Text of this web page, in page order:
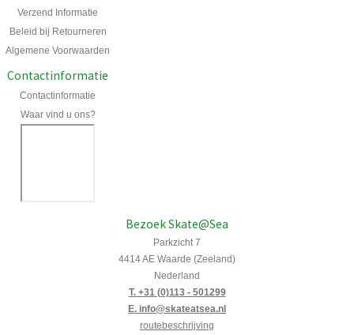
Verzend Informatie
Beleid bij Retourneren
Algemene Voorwaarden
Contactinformatie
Contactinformatie
Waar vind u ons?
Bezoek Skate@Sea
Parkzicht 7
4414 AE Waarde (Zeeland)
Nederland
T. +31 (0)113 - 501299
E. info@skateatsea.nl
routebeschrijving